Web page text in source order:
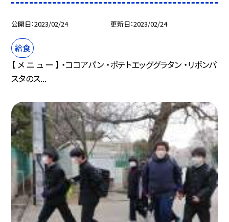
公開日 2023/02/24 更新日 2023/02/24
給食
【 メ ニ ュ ー 】 ・ココアパン ・ポテトエッググラタン ・リボンパ
スタのス...